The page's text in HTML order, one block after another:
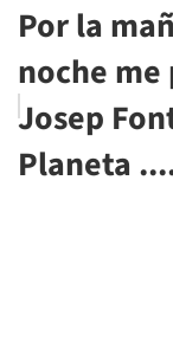
Por la
noche
Josep
Planeta